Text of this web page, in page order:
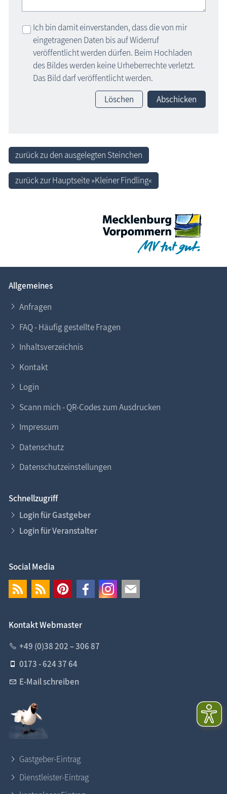
Ich bin damit einverstanden, dass die von mir
eingetragenen Daten bis auf Widerruf
veröffentlicht werden dürfen. Beim Hochladen
des Bildes werden keine Urheberrechte verletzt.
Das Bild darf veröffentlicht werden.
Löschen
Abschicken
zurück zu den ausgelegten Steinchen
zurück zur Hauptseite »Kleiner Findling«
Allgemeines
Anfragen
FAQ - Häufig gestellte Fragen
Inhaltsverzeichnis
Kontakt
Login
Scann mich - QR-Codes zum Ausdrucken
Impressum
Datenschutz
Datenschutzeinstellungen
Schnellzugriff
Login für Gastgeber
Login für Veranstalter
Social Media
Kontakt Webmaster
+49 (0)38 202 – 306 87
0173 - 624 37 64
E-Mail schreiben
Gastgeber-Eintrag
Dienstleister-Eintrag